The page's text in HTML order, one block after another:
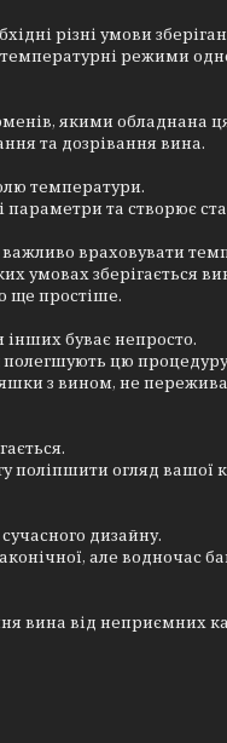
різні умови
режими
якими обладнана
та дозрівання вина.
температури.
та створює
враховувати
умовах зберігається
ще простіше.
буває непросто.
полегшують цю
з вином, не
поліпшити огляд вашої
дизайну.
але водночас
вина від неприємних